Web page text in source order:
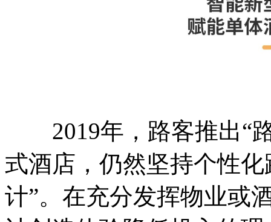
2019年，路客推出“路
式酒店，仍然坚持个性
计”。在充分发挥物业或